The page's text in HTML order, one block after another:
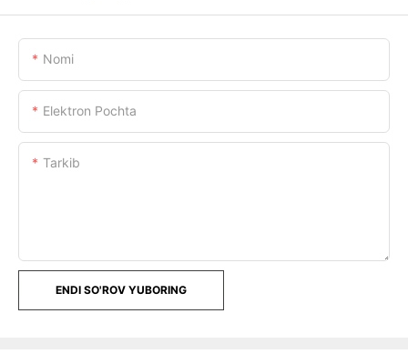
Nomi
Elektron Pochta
Tarkib
ENDI SO'ROV YUBORING